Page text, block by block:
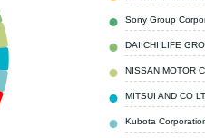
Sony Group
DAIICHI LIFE
NISSAN MOTOR
MITSUI AND CO
Kubota